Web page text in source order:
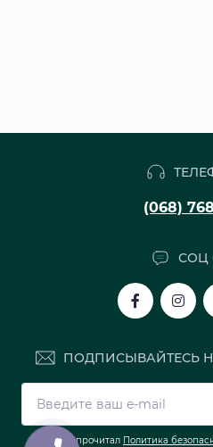
(068)
СОЦ
ПОДПИСЫВАЙТЕСЬ
Я прочитал Политика